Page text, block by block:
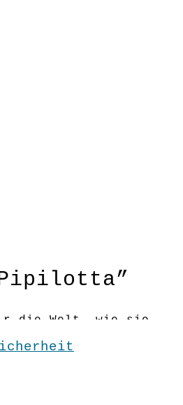
die Welt, wie sie
Shirt für
Welt